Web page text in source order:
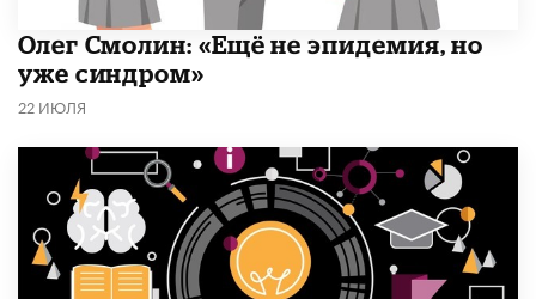
​Олег Смолин: «Ещё не эпидемия, но
уже синдром»
22 ИЮЛЯ